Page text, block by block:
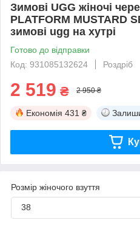
Зимові UGG жіночі
PLATFORM MUSTARD
зимові ugg на хутрі
Готово до відправки
Код: 931085132624
Роздріб
2 519 ₴ 2 950 ₴
Економія 431 ₴
Розмір жіночого взуття
38